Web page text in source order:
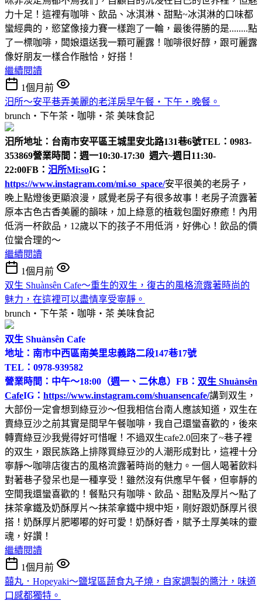
力十足！這裡有咖啡、飲品、冰淇淋、甜點~冰淇淋的口味都
蠻經典的，慾望像接力賽一樣跑了一輪，最後得勝的是........點
了一標咖啡，闆娘還送我一顆可麗露！咖啡很好醇，跟可麗露
像好朋友一樣合作融恰，好搭！
繼續閱讀
1個月前
汨所～安平巷弄美麗的老洋房早午餐‧下午‧晚餐。
brunch‧下午茶‧咖啡‧茶 美味食記
汨所地址：台南市安平區王城里安北路131巷6號TEL：0983-
353869營業時間：週一10:30-17:30 週六~週日11:30-
22:00FB： 汨所Mi:soIG：
https://www.instagram.com/mi.so_space/安平很美的老房子，
晚上點燈後更顯浪漫，感覺老房子有很多故事！老房子流露著
原本古色古香美麗的韻味，加上綠意的植栽包圍好療癒！內用
低消一杯飲品，12歲以下的孩子不用低消，好佛心！飲品的價
位蠻合理的～
繼續閱讀
1個月前
双生 Shuànsên Cafe～重生的双生，復古的風格流露著時尚的
魅力，在這裡可以盡情享受寧靜。
brunch‧下午茶‧咖啡‧茶 美味食記
双生 Shuànsên Cafe
地址：南市中西區南美里忠義路二段147巷17號
TEL：0978-939582
營業時間：中午～18:00（週一、二休息） FB： 双生 Shuànsên
CafeIG： https://www.instagram.com/shuansencafe/講到双生，
大部份一定會想到綠豆沙～但我相信台南人應該知道，双生在
賣綠豆沙之前其實是間早午餐咖啡，我自己還蠻喜歡的，後來
轉賣綠豆沙我覺得好可惜喔！不過双生cafe2.0回來了~巷子裡
的双生，跟民族路上排隊買綠豆沙的人潮形成對比，這裡十分
寧靜～咖啡店復古的風格流露著時尚的魅力。一個人喝著飲料
對著巷子發呆也是一種享受！雖然沒有供應早午餐，但寧靜的
空間我還蠻喜歡的！餐點只有咖啡、飲品、甜點及厚片～點了
抹茶拿鐵及奶酥厚片～抹茶拿鐵中規中矩，剛好跟奶酥厚片很
搭！奶酥厚片肥嘟嘟的好可愛！奶酥好香，賦予土厚美味的靈
魂，好讚！
繼續閱讀
1個月前
囍丸．Hopeyaki～鹽埕區蔬食丸子燒，自家調製的醬汁，味道
口感都獨特。